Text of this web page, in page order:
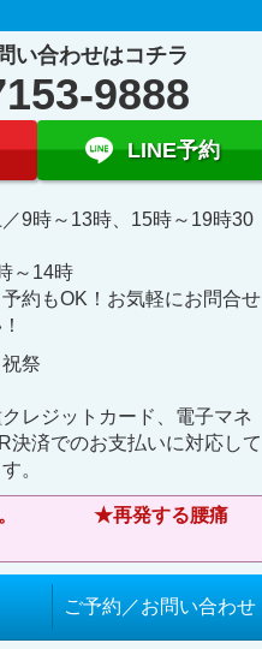
い合わせはコチラ
9888
LINE予約
9時～13時、15時～19時30
～14時
約もOK！お気軽にお問合せ
祭
レジットカード、電子マネ
決済でのお支払いに対応して
す。
ます。 ★再発する腰痛
ご予約／お問い合わせ